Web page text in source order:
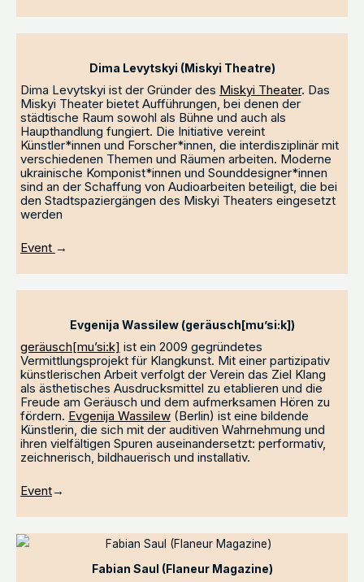
Dima Levytskyi (Miskyi Theatre)
Dima Levytskyi ist der Gründer des Miskyi Theater. Das
Miskyi Theater bietet Aufführungen, bei denen der
städtische Raum sowohl als Bühne und auch als
Haupthandlung fungiert. Die Initiative vereint
Künstler*innen und Forscher*innen, die interdisziplinär mit
verschiedenen Themen und Räumen arbeiten. Moderne
ukrainische Komponist*innen und Sounddesigner*innen
sind an der Schaffung von Audioarbeiten beteiligt, die bei
den Stadtspaziergängen des Miskyi Theaters eingesetzt
werden
Event →
Evgenija Wassilew (geräusch[mu’si:k])
geräusch[mu’si:k] ist ein 2009 gegründetes
Vermittlungsprojekt für Klangkunst. Mit einer partizipativ
künstlerischen Arbeit verfolgt der Verein das Ziel Klang
als ästhetisches Ausdrucksmittel zu etablieren und die
Freude am Geräusch und dem aufmerksamen Hören zu
fördern. Evgenija Wassilew (Berlin) ist eine bildende
Künstlerin, die sich mit der auditiven Wahrnehmung und
ihren vielfältigen Spuren auseinandersetzt: performativ,
zeichnerisch, bildhauerisch und installativ.
Event→
Fabian Saul (Flaneur Magazine)